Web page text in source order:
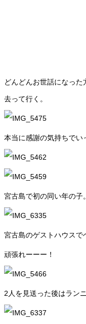
どんどんお世話になっ
去って行く。
本当に感謝の気持ちでい
宮古島で初の同い年の子。
宮古島のゲストハウスで
頑張れーーー！
2人を見送った後はランニ